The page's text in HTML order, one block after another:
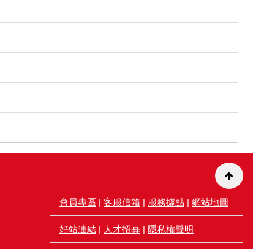
會員專區 | 客服信箱 | 服務據點| 網站地圖
好站連結| 人才招募 | 隱私權聲明